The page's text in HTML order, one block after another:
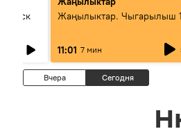
Жаңылыктар. Чыгарылыш
11:01 7 мин
Вчера Сегодня